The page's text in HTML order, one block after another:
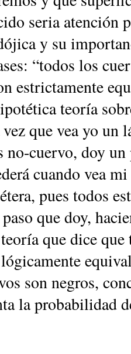
seria atención
y su
“todos los
estrictamente
teoría
que vea yo
no-cuervo, doy
cuando vea
pues todos
que doy,
que dice
son negros,
la probabilidad